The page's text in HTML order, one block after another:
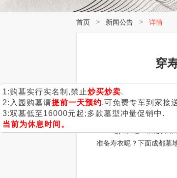
1:购墓实行实名制,禁止炒买炒卖.
2:入园购墓请提前一天预约,可免费专车到家接
3:双墓低至16000元起;多款墓型冲量促销中.
当前为休息时间。
首页 > 新闻公告 > 详情
穿
老人在逝世后需要给逝
准备寿衣呢？下面成都墓